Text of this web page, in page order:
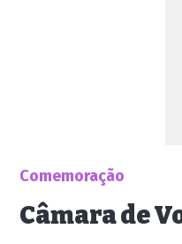
Comemoração
Câmara de